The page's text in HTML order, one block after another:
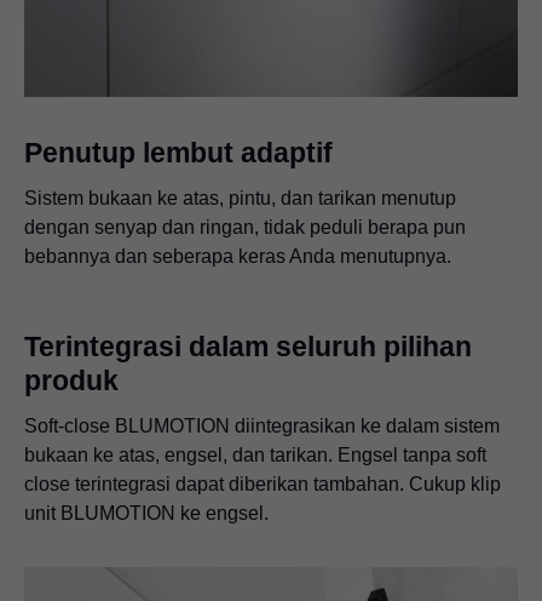
Penutup lembut adaptif
Sistem bukaan ke atas, pintu, dan tarikan menutup
dengan senyap dan ringan, tidak peduli berapa pun
bebannya dan seberapa keras Anda menutupnya.
Terintegrasi dalam seluruh pilihan
produk
Soft-close BLUMOTION diintegrasikan ke dalam sistem
bukaan ke atas, engsel, dan tarikan. Engsel tanpa soft
close terintegrasi dapat diberikan tambahan. Cukup klip
unit BLUMOTION ke engsel.